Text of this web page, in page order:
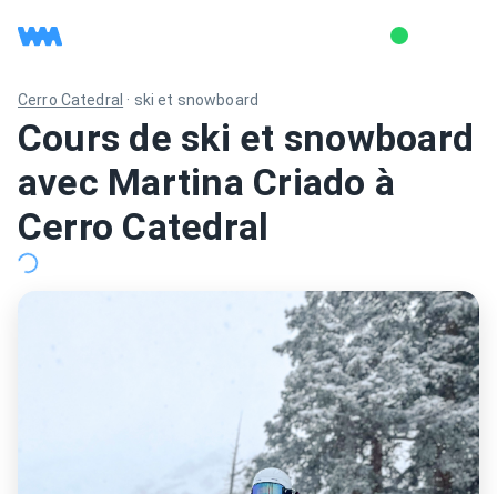
Cerro Catedral · ski et snowboard
Cours de ski et snowboard
avec Martina Criado à
Cerro Catedral